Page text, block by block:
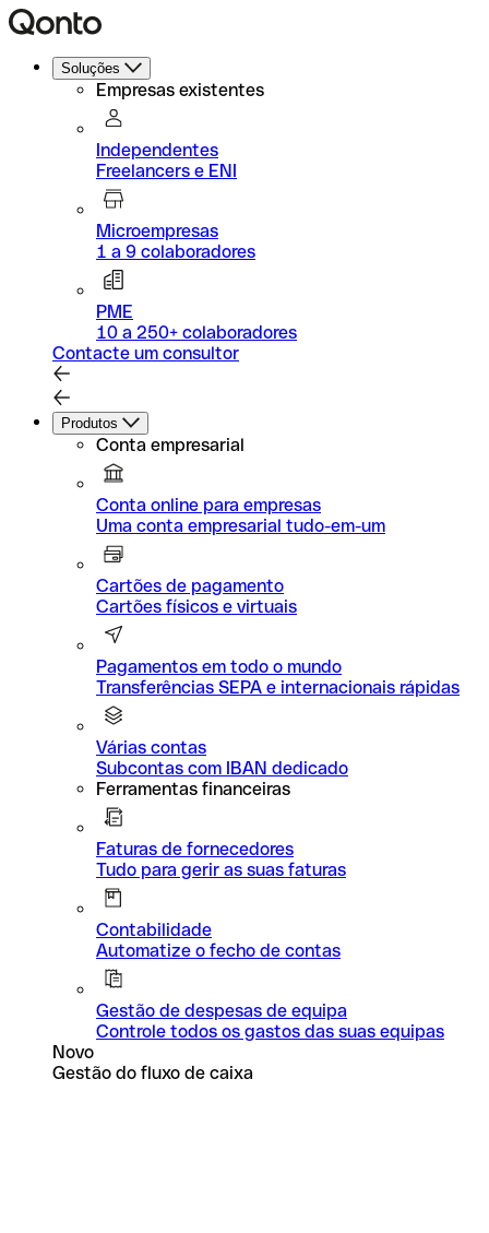
Soluções
Empresas existentes
Independentes
Freelancers e ENI
Microempresas
1 a 9 colaboradores
PME
10 a 250+ colaboradores
Contacte um consultor
Produtos
Conta empresarial
Conta online para empresas
Uma conta empresarial tudo-em-um
Cartões de pagamento
Cartões físicos e virtuais
Pagamentos em todo o mundo
Transferências SEPA e internacionais rápidas
Várias contas
Subcontas com IBAN dedicado
Ferramentas financeiras
Faturas de fornecedores
Tudo para gerir as suas faturas
Contabilidade
Automatize o fecho de contas
Gestão de despesas de equipa
Controle todos os gastos das suas equipas
Novo
Gestão do fluxo de caixa